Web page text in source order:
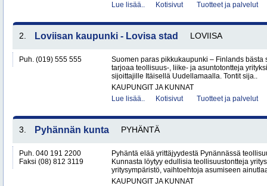
Lue lisää..
Kotisivut Tuotteet ja palvelut
2. Loviisan kaupunki - Lovisa stad LOVIISA
Puh. (019) 555 555
Suomen paras pikkukaupunki – Finlands bästa
tarjoaa teollisuus-, liike- ja asuntotontteja
sijoittajille Itäisellä Uudellamaalla. Tontit sija..
KAUPUNGIT JA KUNNAT
Lue lisää..
Kotisivut Tuotteet ja palvelut
3. Pyhännän kunta PYHÄNTÄ
Puh. 040 191 2200
Faksi (08) 812 3119
Pyhäntä elää yrittäjyydestä Pynännässä
Kunnasta löytyy edullisia teollisuustontteja
yritysympäristö, vaihtoehtoja asumiseen
KAUPUNGIT JA KUNNAT